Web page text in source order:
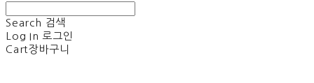
Search 검색
Log In 로그인
Cart장바구니